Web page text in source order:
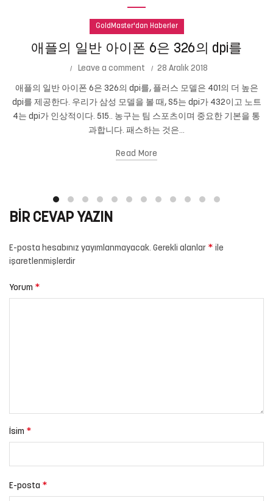
GoldMaster'dan Haberler
애플의 일반 아이폰 6은 326의 dpi를
Leave a comment 28 Aralık 2018
애플의 일반 아이폰 6은 326의 dpi를, 플러스 모델은 401의 더 높은
dpi를 제공한다. 우리가 삼성 모델을 볼 때, S5는 dpi가 432이고 노트
4는 dpi가 인상적이다. 515.. 농구는 팀 스포츠이며 중요한 기본을 통
과합니다. 패스하는 것은...
Read More
BIR CEVAP YAZIN
E-posta hesabınız yayımlanmayacak. Gerekli alanlar * ile
işaretlenmişlerdir
Yorum *
İsim *
E-posta *